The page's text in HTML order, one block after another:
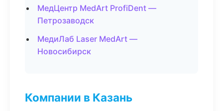
МедЦентр MedArt ProfiDent —
Петрозаводск
МедиЛаб Laser MedArt —
Новосибирск
Компании в Казань